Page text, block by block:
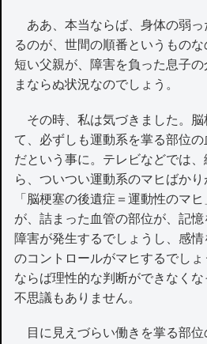
ああ、本当ならば、身体の弱っ
るのが、世間の順番というもの
短い父親が、障害を負った息子
まならぬ状況なのでしょう。
その時、私は気づきました。脳
て、必ずしも運動系を掌る部位
だという事に。テレビなどでは
ら、ついつい運動系のマヒばか
「脳梗塞の後遺症＝運動性のマ
が、詰まった血管の部位が、記
障害が発生するでしょうし、感
のコントロールがマヒするでし
ならば理性的な判断ができなく
不思議もありません。
目に見えづらい働きを掌る部位